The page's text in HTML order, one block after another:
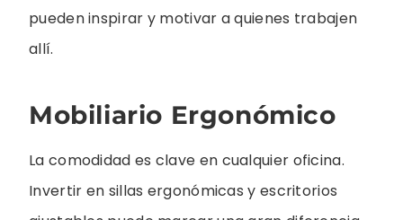
pueden inspirar y motivar a quienes trabajen
allí.
Mobiliario Ergonómico
La comodidad es clave en cualquier oficina.
Invertir en sillas ergonómicas y escritorios